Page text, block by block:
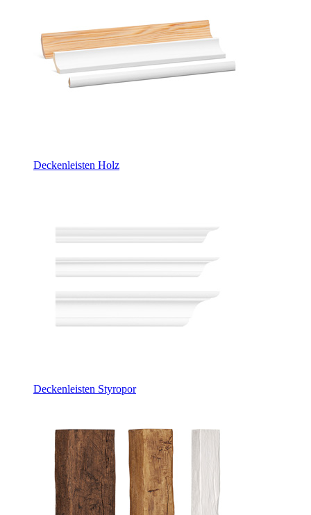
Deckenleisten Holz
Deckenleisten Styropor